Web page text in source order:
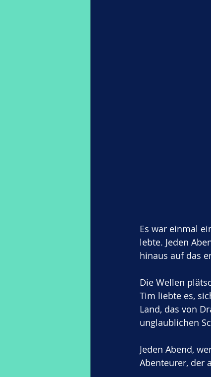
Es war einmal
lebte. Jeden
hinaus auf das
Die Wellen
Tim liebte es,
Land, das von
unglaublichen
Jeden Abend,
Abenteurer, der